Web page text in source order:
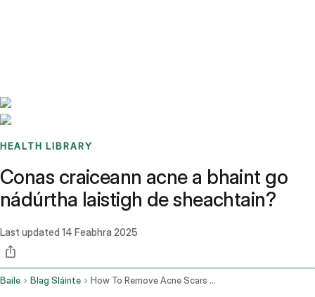
HEALTH LIBRARY
Conas craiceann acne a bhaint go
nádúrtha laistigh de sheachtain?
Last updated 14 Feabhra 2025
Baile Blag Sláinte How To Remove Acne Scars Naturally Within A Week